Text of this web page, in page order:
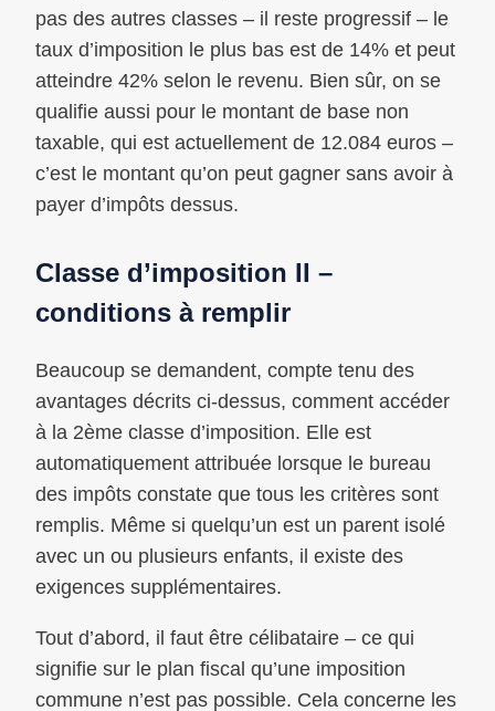
pas des autres classes – il reste progressif – le
taux d’imposition le plus bas est de 14% et peut
atteindre 42% selon le revenu. Bien sûr, on se
qualifie aussi pour le montant de base non
taxable, qui est actuellement de 12.084 euros –
c’est le montant qu’on peut gagner sans avoir à
payer d’impôts dessus.
Classe d’imposition II –
conditions à remplir
Beaucoup se demandent, compte tenu des
avantages décrits ci-dessus, comment accéder
à la 2ème classe d’imposition. Elle est
automatiquement attribuée lorsque le bureau
des impôts constate que tous les critères sont
remplis. Même si quelqu’un est un parent isolé
avec un ou plusieurs enfants, il existe des
exigences supplémentaires.
Tout d’abord, il faut être célibataire – ce qui
signifie sur le plan fiscal qu’une imposition
commune n’est pas possible. Cela concerne les